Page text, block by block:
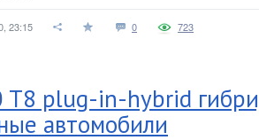
23:15 0 723
T8 plug-in-hybrid
автомобили